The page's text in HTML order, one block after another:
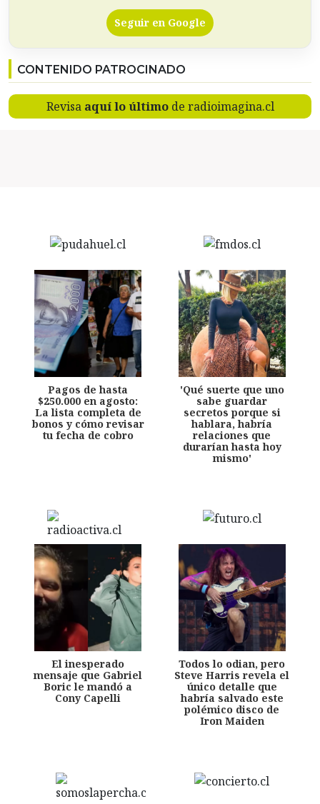
Seguir en Google
CONTENIDO PATROCINADO
Revisa aquí lo últimode radioimagina.cl
Pagos de hasta
$250.000 en agosto:
La lista completa de
bonos y cómo revisar
tu fecha de cobro
'Qué suerte que uno
sabe guardar
secretos porque si
hablara, habría
relaciones que
durarían hasta hoy
mismo'
El inesperado
mensaje que Gabriel
Boric le mandó a
Cony Capelli
Todos lo odian, pero
Steve Harris revela el
único detalle que
habría salvado este
polémico disco de
Iron Maiden